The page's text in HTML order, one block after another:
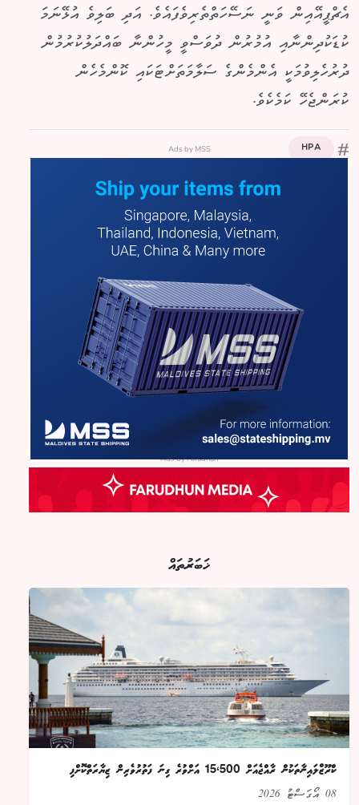
އެޗްޕީއޭއިން ވަނީ ނަސޭހަތްތެރިވެފައެވެ. އަދި ބަލިވެ އުޅޭނަމަ
ކުޑަކުދިންނާއި އުމުރުން ދުވަސްވީ މީހުންނާ ބައްދަލުކުރުމުން
ދުރުހެލިވުމަކީ އެންމެންގެ ސަލާމަތަށްޓަކައި ކޮންމެހެން
ކުރަންޖެހޭ ކަމެކެވެ.
HPA
Ads by MSS
Ads by Farudhun
ޚަބަރުތައް
ކްރޫޒްލައިނާތަކުން ރާއްޖެއަށް 15،500 އަށްވުރެ ގިނަ ފަތުރުވެރިން ޒިޔާރަތްކޮށްފި
08 އޯގަސްޓު 2026